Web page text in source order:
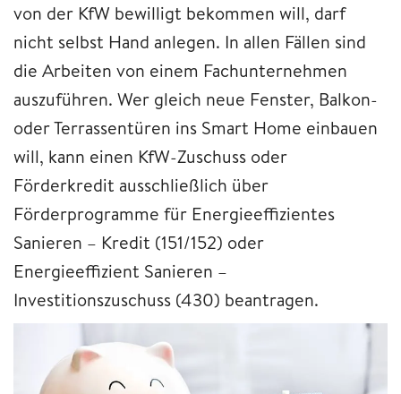
von der KfW bewilligt bekommen will, darf
nicht selbst Hand anlegen. In allen Fällen sind
die Arbeiten von einem Fachunternehmen
auszuführen. Wer gleich neue Fenster, Balkon-
oder Terrassentüren ins Smart Home einbauen
will, kann einen KfW-Zuschuss oder
Förderkredit ausschließlich über
Förderprogramme für Energieeffizientes
Sanieren – Kredit (151/152) oder
Energieeffizient Sanieren –
Investitionszuschuss (430) beantragen.